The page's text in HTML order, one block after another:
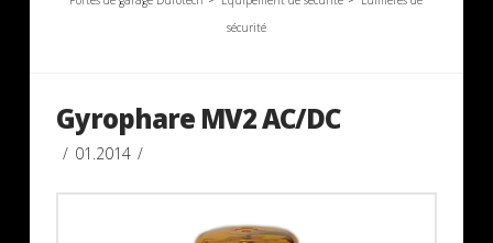
sécurité
Gyrophare MV2 AC/DC
01.2014